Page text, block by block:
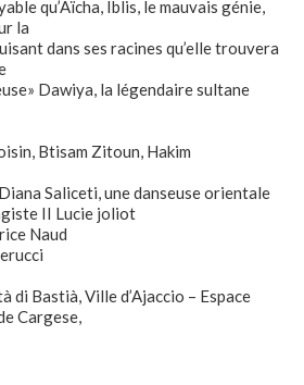
qu’Aïcha, Iblis, le mauvais génie,
la
dans ses racines qu’elle trouvera
Dawiya, la légendaire sultane
Btisam Zitoun, Hakim
Saliceti, une danseuse orientale
II Lucie joliot
Naud
di Bastià, Ville d’Ajaccio – Espace
Cargese,